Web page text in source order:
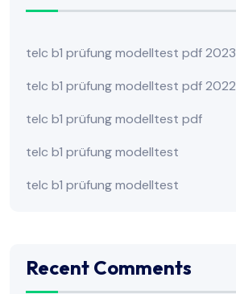
telc b1 prüfung modelltest pdf 2023
telc b1 prüfung modelltest pdf 2022
telc b1 prüfung modelltest pdf
telc b1 prüfung modelltest
telc b1 prüfung modelltest
Recent Comments